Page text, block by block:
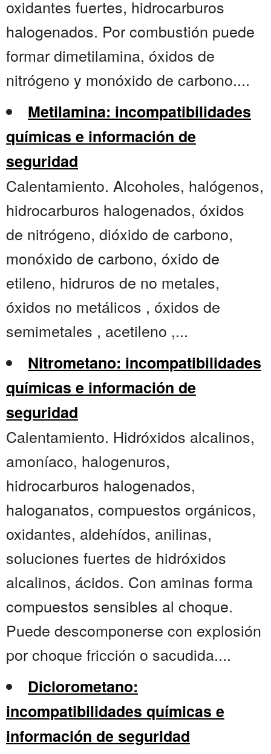
oxidantes fuertes, hidrocarburos
halogenados. Por combustión puede
formar dimetilamina, óxidos de
nitrógeno y monóxido de carbono....
Metilamina: incompatibilidades
químicas e información de
seguridad
Calentamiento. Alcoholes, halógenos,
hidrocarburos halogenados, óxidos
de nitrógeno, dióxido de carbono,
monóxido de carbono, óxido de
etileno, hidruros de no metales,
óxidos no metálicos , óxidos de
semimetales , acetileno ,...
Nitrometano: incompatibilidades
químicas e información de
seguridad
Calentamiento. Hidróxidos alcalinos,
amoníaco, halogenuros,
hidrocarburos halogenados,
haloganatos, compuestos orgánicos,
oxidantes, aldehídos, anilinas,
soluciones fuertes de hidróxidos
alcalinos, ácidos. Con aminas forma
compuestos sensibles al choque.
Puede descomponerse con explosión
por choque fricción o sacudida....
Diclorometano:
incompatibilidades químicas e
información de seguridad